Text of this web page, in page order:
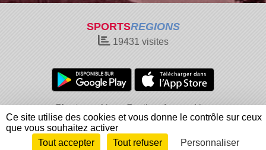
SPORTSREGIONS
19431 visites
Charte cookies
Gestion des cookies
Informations légales
Signaler un contenu inapproprié
Envie de participer ? Connexion
Ce site utilise des cookies et vous donne le contrôle sur ceux
que vous souhaitez activer
Tout accepter
Tout refuser Personnaliser